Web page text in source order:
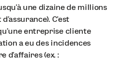
une dizaine de millions
C’est
entreprise cliente
a eu des incidences
d’affaires (ex. :